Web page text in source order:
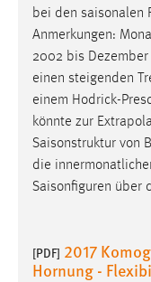
bei den saisonalen
Anmerkungen:
2002 bis
einen steigenden
einem Hodrick-
könnte zur
Saisonstruktur von
die
Saisonfiguren über
[PDF] 2017
Hornung -